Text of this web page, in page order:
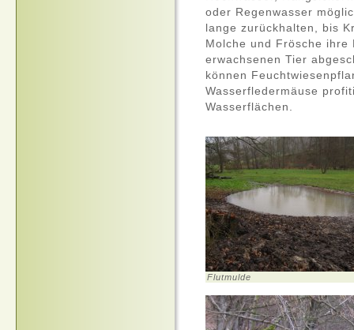
oder Regenwasser
lange zurückhalten, bis
Molche und Frösche ihre
erwachsenen Tier
können
Wasserfledermäuse
Wasserflächen.
Flutmulde